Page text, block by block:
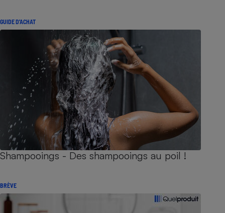
GUIDE D'ACHAT
Shampooings - Des shampooings au poil !
BRÈVE